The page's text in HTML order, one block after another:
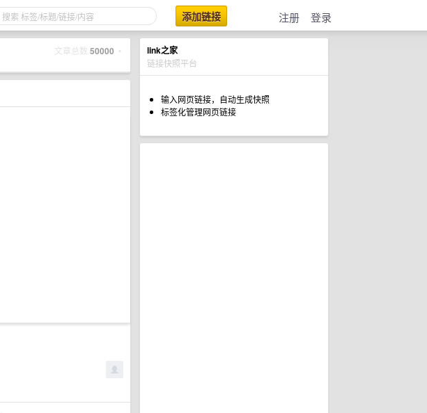
添加链接 注册 登录
link之家
链接快照平台
输入网页链接，自动生成快照
标签化管理网页链接
文章总数 50000 •